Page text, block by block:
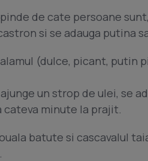
de cate persoane
si se adauga putina
(dulce, picant, putin
un strop de ulei, se
cateva minute la prajit.
batute si cascavalul